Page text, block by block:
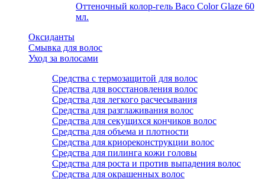
Оттеночный колор-гель Baco Color Glaze 60
мл.
Оксиданты
Смывка для волос
Уход за волосами
Средства с термозащитой для волос
Средства для восстановления волос
Средства для легкого расчесывания
Средства для разглаживания волос
Средства для секущихся кончиков волос
Средства для объема и плотности
Средства для криореконструкции волос
Средства для пилинга кожи головы
Средства для роста и против выпадения волос
Средства для окрашенных волос